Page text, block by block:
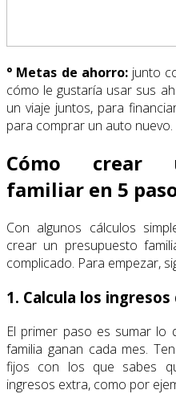
° Metas de ahorro:junto
cómo le gustaría usar sus
un viaje juntos, para
para comprar un auto nuevo.
Cómo crear
familiar en 5
Con algunos cálculos
crear un presupuesto
complicado. Para empezar,
1. Calcula los
El primer paso es sumar lo
familia ganan cada mes.
fijos con los que sabes
ingresos extra, como por